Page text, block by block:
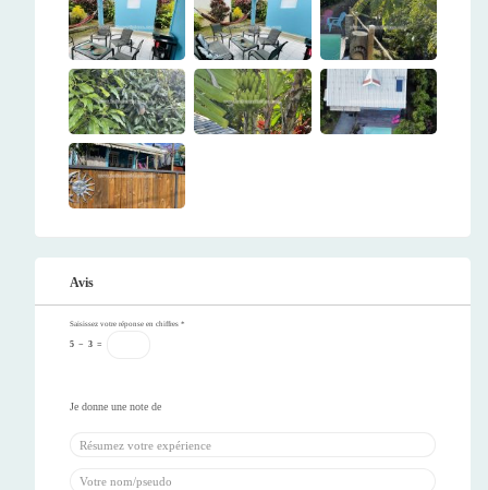
Avis
Saisissez votre réponse en chiffres *
5 − 3 =